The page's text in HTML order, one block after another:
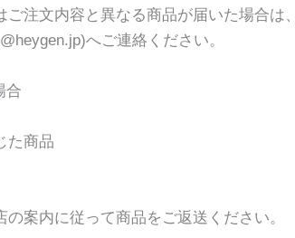
注文内容と異なる商品が届いた場合
へご連絡ください。
合
た商品
案内に従って商品をご返送ください。